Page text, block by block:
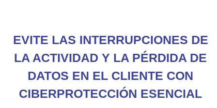
EVITE LAS INTERRUPCIONES DE
LA ACTIVIDAD Y LA PÉRDIDA DE
DATOS EN EL CLIENTE CON
CIBERPROTECCIÓN ESENCIAL